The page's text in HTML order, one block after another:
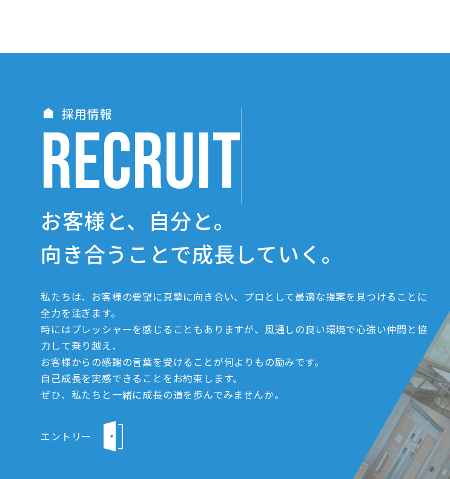
採用情報
RECRUIT
お客様と、自分と。
向き合うことで成長していく。
私たちは、お客様の要望に真摯に向き合い、プロとして最適な提案を見つけることに
全力を注ぎます。
時にはプレッシャーを感じることもありますが、風通しの良い環境で心強い仲間と協
力して乗り越え、
お客様からの感謝の言葉を受けることが何よりもの励みです。
自己成長を実感できることをお約束します。
ぜひ、私たちと一緒に成長の道を歩んでみませんか。
エントリー